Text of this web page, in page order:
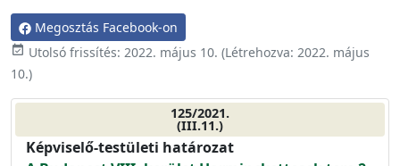
Megosztás Facebook-on
event_available Utolsó frissítés: 2022. május 10. (Létrehozva: 2022. május
10.)
125/2021.
(III.11.)
Képviselő-testületi határozat